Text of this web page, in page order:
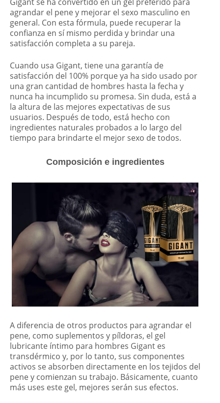
agrandar el pene y mejorar el sexo masculino en
general. Con esta fórmula, puede recuperar la
confianza en sí mismo perdida y brindar una
satisfacción completa a su pareja.
Cuando usa Gigant, tiene una garantía de
satisfacción del 100% porque ya ha sido usado por
una gran cantidad de hombres hasta la fecha y
nunca ha incumplido su promesa. Sin duda, está a
la altura de las mejores expectativas de sus
usuarios. Después de todo, está hecho con
ingredientes naturales probados a lo largo del
tiempo para brindarte el mejor sexo de todos.
Composición e ingredientes
A diferencia de otros productos para agrandar el
pene, como suplementos y píldoras, el gel
lubricante íntimo para hombres Gigant es
transdérmico y, por lo tanto, sus componentes
activos se absorben directamente en los tejidos del
pene y comienzan su trabajo. Básicamente, cuanto
más uses este gel, mejores serán sus efectos.